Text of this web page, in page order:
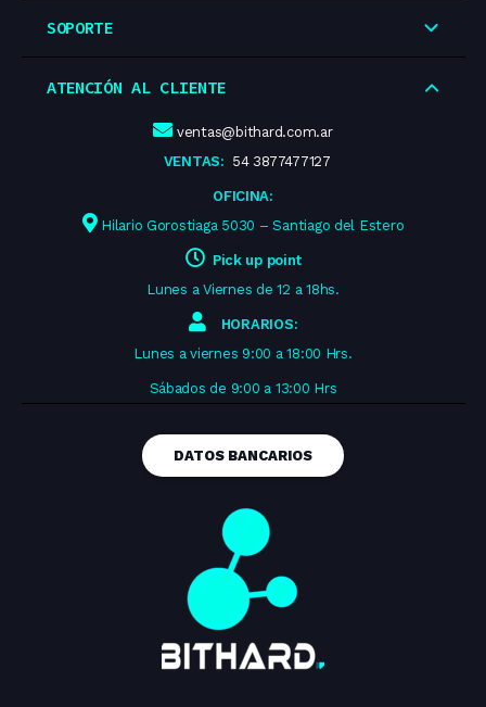
SOPORTE
ATENCIÓN AL CLIENTE
ventas@bithard.com.ar
VENTAS: 54 3877477127
OFICINA:
Hilario Gorostiaga 5030 – Santiago del Estero
Pick up point
Lunes a Viernes de 12 a 18hs.
HORARIOS:
Lunes a viernes 9:00 a 18:00 Hrs.
Sábados de 9:00 a 13:00 Hrs
DATOS BANCARIOS